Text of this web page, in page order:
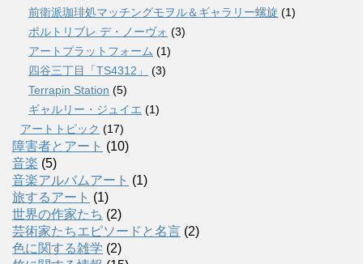
前衛派珈琲処マッチングモヲル＆ギャラリー螺旋 (1)
ポルトリブレ デ・ノーヴォ (3)
アートプラットフォーム (1)
四谷三丁目「TS4312」
(3)
Terrapin Station (5)
ギャルリー・ジュイエ (1)
アートトピック (17)
障害者とアート (10)
音楽 (5)
音楽アルバムアート (1)
旅するアート (1)
世界の作家たち (2)
芸術家たちエピソードと名言 (2)
色に関する雑学 (2)